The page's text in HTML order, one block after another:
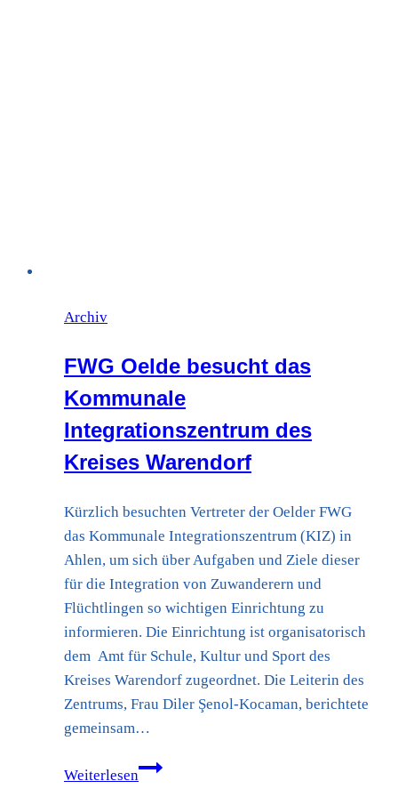
Archiv
FWG Oelde besucht das
Kommunale
Integrationszentrum des
Kreises Warendorf
Kürzlich besuchten Vertreter der Oelder FWG
das Kommunale Integrationszentrum (KIZ) in
Ahlen, um sich über Aufgaben und Ziele dieser
für die Integration von Zuwanderern und
Flüchtlingen so wichtigen Einrichtung zu
informieren. Die Einrichtung ist organisatorisch
dem Amt für Schule, Kultur und Sport des
Kreises Warendorf zugeordnet. Die Leiterin des
Zentrums, Frau Diler Şenol-Kocaman, berichtete
gemeinsam…
Weiterlesen
FWG